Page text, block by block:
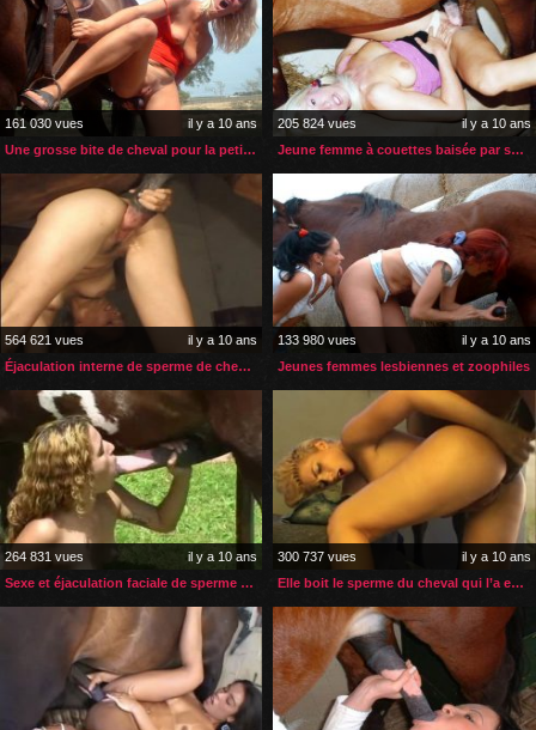
161 030 vues
il y a 10 ans
Une grosse bite de cheval pour la petite blonde
205 824 vues
il y a 10 ans
Jeune femme à couettes baisée par son cheval
564 621 vues
il y a 10 ans
Éjaculation interne de sperme de cheval pour la petite blonde
133 980 vues
il y a 10 ans
Jeunes femmes lesbiennes et zoophiles
264 831 vues
il y a 10 ans
Sexe et éjaculation faciale de sperme de cheval
300 737 vues
il y a 10 ans
Elle boit le sperme du cheval qui l’a enculé